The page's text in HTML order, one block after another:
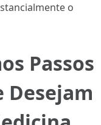
o
Passos
Desejam